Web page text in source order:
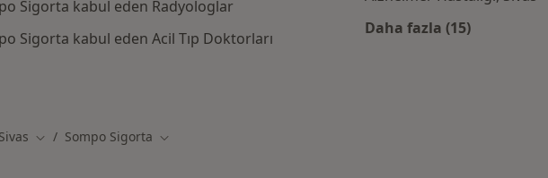
Sigorta kabul eden Radyologlar
Sigorta kabul eden Acil Tıp Doktorları
Daha fazla (15)
Sivas Şehir değiştir
Sompo Sigorta Şehir değiştir